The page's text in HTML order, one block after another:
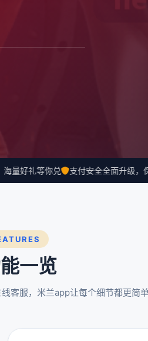
好礼等你兑 支付安全全面升级，保障
一览
客服，米兰app让每个细节都更简单